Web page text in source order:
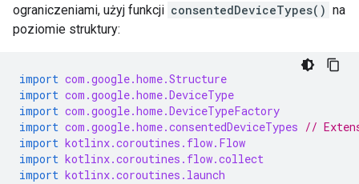
ograniczeniami, użyj funkcji consentedDeviceTypes() na
poziomie struktury:
import com.google.home.Structure
import com.google.home.DeviceType
import com.google.home.DeviceTypeFactory
import com.google.home.consentedDeviceTypes //
import kotlinx.coroutines.flow.Flow
import kotlinx.coroutines.flow.collect
import kotlinx.coroutines.launch